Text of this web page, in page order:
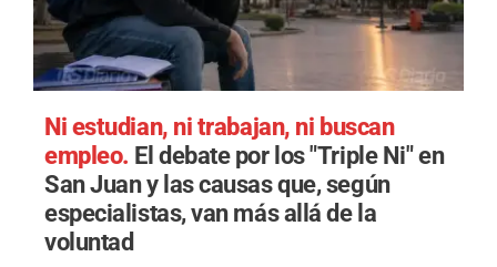
Ni estudian, ni trabajan, ni buscan
empleo. El debate por los "Triple Ni" en
San Juan y las causas que, según
especialistas, van más allá de la
voluntad